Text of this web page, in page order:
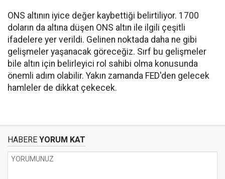
ONS altının iyice değer kaybettiği belirtiliyor. 1700
doların da altına düşen ONS altın ile ilgili çeşitli
ifadelere yer verildi. Gelinen noktada daha ne gibi
gelişmeler yaşanacak göreceğiz. Sırf bu gelişmeler
bile altın için belirleyici rol sahibi olma konusunda
önemli adım olabilir. Yakın zamanda FED'den gelecek
hamleler de dikkat çekecek.
HABERE YORUM KAT